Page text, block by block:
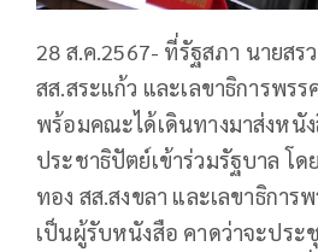
28 ส.ค.2567- ที่รัฐสภา นายสร
สส.สระแก้ว และเลขาธิการพร
พร้อมคณะได้เดินทางมาส่งหนั
ประชาธิปัตย์เข้าร่วมรัฐบาล โ
ทอง สส.สงขลา และเลขาธิการ
เป็นผู้รับหนังสือ คาดว่าจะประ